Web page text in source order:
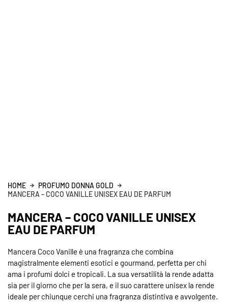
HOME
PROFUMO DONNA GOLD
MANCERA – COCO VANILLE UNISEX EAU DE PARFUM
MANCERA – COCO VANILLE UNISEX
EAU DE PARFUM
Mancera Coco Vanille è una fragranza che combina
magistralmente elementi esotici e gourmand, perfetta per chi
ama i profumi dolci e tropicali. La sua versatilità la rende adatta
sia per il giorno che per la sera, e il suo carattere unisex la rende
ideale per chiunque cerchi una fragranza distintiva e avvolgente.